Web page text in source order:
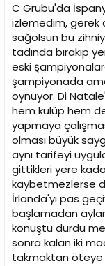
C Grubu'da
izlemedim, gerek
sağolsun bu
tadında bırakıp
eski
şampiyonada
oynuyor. Di
hem kulüp hem
yapmaya
olması büyük
aynı tarifeyi
gittikleri yere
kaybetmezlerse
İrlanda'yı pas
başlamadan
konuştu durdu
sonra kalan iki
takmaktan öteye